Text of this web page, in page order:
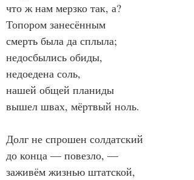
что ж нам мерзко так, а?
Топором занесённым
смерть была да сплыла;
недосбылись обиды,
недоедена соль,
нашей общей планиды
вышел швах, мёртвый ноль.
Долг не спрошен солдатский
до конца — повезло, —
заживём жизнью штатской,